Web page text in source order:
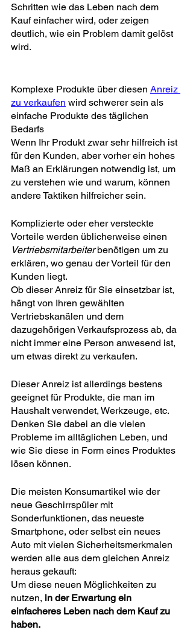
Schritten wie das Leben nach dem
Kauf einfacher wird, oder zeigen
deutlich, wie ein Problem damit gelöst
wird.
Komplexe Produkte über diesen Anreiz
zu verkaufen wird schwerer sein als
einfache Produkte des täglichen
Bedarfs
Wenn Ihr Produkt zwar sehr hilfreich ist
für den Kunden, aber vorher ein hohes
Maß an Erklärungen notwendig ist, um
zu verstehen wie und warum, können
andere Taktiken hilfreicher sein.
Komplizierte oder eher versteckte
Vorteile werden üblicherweise einen
Vertriebsmitarbeiter benötigen um zu
erklären, wo genau der Vorteil für den
Kunden liegt.
Ob dieser Anreiz für Sie einsetzbar ist,
hängt von Ihren gewählten
Vertriebskanälen und dem
dazugehörigen Verkaufsprozess ab, da
nicht immer eine Person anwesend ist,
um etwas direkt zu verkaufen.
Dieser Anreiz ist allerdings bestens
geeignet für Produkte, die man im
Haushalt verwendet, Werkzeuge, etc.
Denken Sie dabei an die vielen
Probleme im alltäglichen Leben, und
wie Sie diese in Form eines Produktes
lösen können.
Die meisten Konsumartikel wie der
neue Geschirrspüler mit
Sonderfunktionen, das neueste
Smartphone, oder selbst ein neues
Auto mit vielen Sicherheitsmerkmalen
werden alle aus dem gleichen Anreiz
heraus gekauft:
Um diese neuen Möglichkeiten zu
nutzen, in der Erwartung ein
einfacheres Leben nach dem Kauf zu
haben.